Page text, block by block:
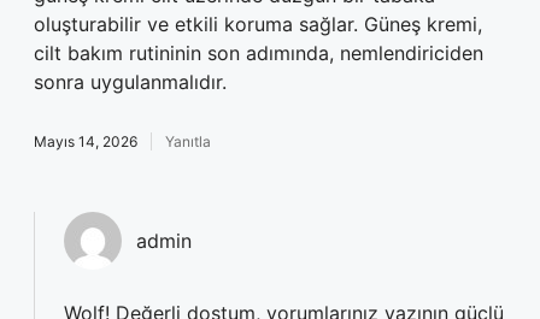
oluşturabilir ve etkili koruma sağlar. Güneş kremi,
cilt bakım rutininin son adımında, nemlendiriciden
sonra uygulanmalıdır.
Mayıs 14, 2026 Yanıtla
admin
Wolf! Değerli dostum, yorumlarınız yazının güçlü